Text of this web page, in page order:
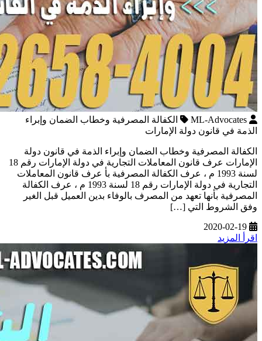
ML-Advocates
الكفالة المصرفية وخطاب الضمان وإبراء
الذمة في قانون دولة الإمارات
الكفالة المصرفية وخطاب الضمان وإبراء الذمة في قانون دولة
الإمارات عرف قانون المعاملات التجارية في دولة الإمارات رقم 18
لسنة 1993 م ، عرف الكفالة المصرفية بأ عرف قانون المعاملات
التجارية في دولة الإمارات رقم 18 لسنة 1993 م ، عرف الكفالة
المصرفية بأنها تعهد من المصرف بالوفاء بدين العميل قبل الغير
وفق الشروط التي […]
2020-02-19
اقرأ المزيد